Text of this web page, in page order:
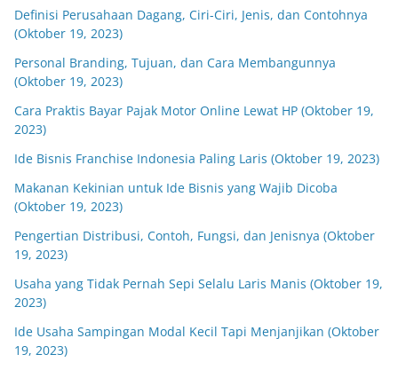
Definisi Perusahaan Dagang, Ciri-Ciri, Jenis, dan Contohnya
(Oktober 19, 2023)
Personal Branding, Tujuan, dan Cara Membangunnya
(Oktober 19, 2023)
Cara Praktis Bayar Pajak Motor Online Lewat HP (Oktober 19,
2023)
Ide Bisnis Franchise Indonesia Paling Laris (Oktober 19, 2023)
Makanan Kekinian untuk Ide Bisnis yang Wajib Dicoba
(Oktober 19, 2023)
Pengertian Distribusi, Contoh, Fungsi, dan Jenisnya (Oktober
19, 2023)
Usaha yang Tidak Pernah Sepi Selalu Laris Manis (Oktober 19,
2023)
Ide Usaha Sampingan Modal Kecil Tapi Menjanjikan (Oktober
19, 2023)